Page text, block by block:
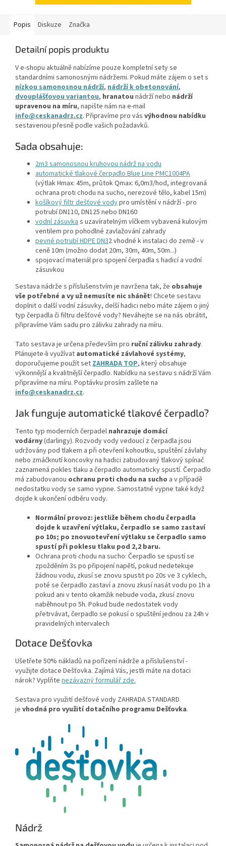
Popis Diskuze Značka
Detailní popis produktu
V e-shopu aktuálně nabízíme pouze kompletní sety se
standardními samonosnými nádržemi. Pokud máte zájem o set s
nízkou samonosnou nádrží, nádrží k obetonování,
dvouplášťovou variantou, hranatou nádrží nebo nádrží
upravenou na míru, napište nám na e-mail
info@ceskanadrz.cz. Připravíme pro vás výhodnou nabídku
sestavenou přesně podle vašich požadavků.
Sada obsahuje:
2m3 samonosnou kruhovou nádrž na vodu
automatické tlakové čerpadlo Blue Line PMC1004PA
(výtlak Hmax: 45m, průtok Qmax: 6,0m3/hod, integrovaná
ochrana proti chodu na sucho, nerezové tělo, kabel 15m)
košíkový filtr dešťové vodypro umístění v nádrží - pro
potrubí DN110, DN125 nebo DN160
vodní zásuvkas uzavíratelným víčkem vybavená kulovým
ventilem pro pohodlné zavlažování zahrady
pevné potrubí HDPE DN32 vhodné k instalaci do země - v
ceně 10m (možno dodat 20m, 30m, 40m, 50m...)
spojovací materiál pro spojení čerpadla s hadicí a vodní
zásuvkou
Sestava nádrže s příslušenstvím je navržena tak, že obsahuje
vše potřebné a vy už nemusíte nic shánět! Chcete sestavu
doplnit o další vodní zásuvky, delší hadici nebo máte zájem o jiný
typ čerpadla či filtru dešťové vody? Neváhejte se na nás obrátit,
připravíme Vám sadu pro zálivku zahrady na míru.
Tato sestava je určena především pro ruční zálivku zahrady.
Plánujete-li využívat automatické závlahové systémy,
doporučujeme použít setZAHRADA TOP, který obsahuje
výkonnější a kvalitnější čerpadlo. Nabídku na sestavu s nádrží Vám
připravíme na míru. Poptávku prosím zašlete na
info@ceskanadrz.cz.
Jak funguje automatické tlakové čerpadlo?
Tento typ moderních čerpadel nahrazuje domácí
vodárny(darlingy). Rozvody vody vedoucí z čerpadla jsou
udržovány pod tlakem a při otevření kohoutku, spuštění závlahy
nebo zmáčknutí koncovky na hadici zabudovaný tlakový spínač
zaznamená pokles tlaku a čerpadlo automaticky spustí. Čerpadlo
má zabudovanou ochranu proti chodu na sucho a v případě
nedostatku vody se samo vypne. Samostatně vypne také když
dojde k ukončení odběru vody.
Normální provoz: jestliže během chodu čerpadla
dojde k uzavření výtlaku, čerpadlo se samo zastaví
po 10s; po znovuotevření výtlaku se čerpadlo samo
spustí při poklesu tlaku pod 2,2 baru.
Ochrana proti chodu na sucho: Čerpadlo se spustí se
zpožděním 3s po připojení napětí, pokud nedetekuje
žádnou vodu, zkusí se znovu spustit po 20s ve 3 cyklech,
poté se čerpadlo zastaví a znovu zkusí nasát vodu po 1h a
pokud ani v tento okamžik nebude voda, zkusí znovu
naběhnout po 5h. Pokud bude nedostatek vody
přetrvávat, čerpadlo se pokusí o spuštění jednou za 24h v
pravidelných intervalech
Dotace Dešťovka
Ušetřete 50% nákladů na pořízení nádrže a příslušenství -
využijte dotace Dešťovka. Zajímá Vás, jestli máte na dotaci
nárok? Vyplňte nezávazný formulář zde.
Sestava pro využití dešťové vody ZAHRADA STANDARD
je vhodná pro využití dotačního programu Dešťovka.
Nádrž